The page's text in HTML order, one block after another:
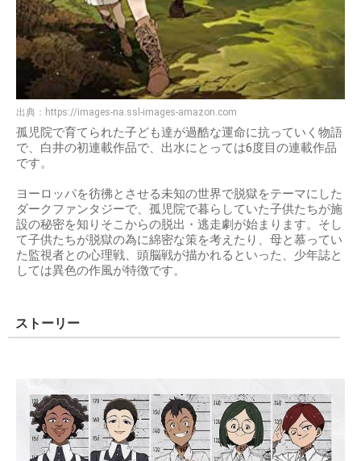
出典： https://images-na.ssl-images-amazon.com
孤児院で育てられた子ども達が過酷な運命に抗っていく物語
で、白井の初連載作品で、出水にとっては6度目の連載作品
です。
ヨーロッパを彷彿とさせる未知の世界で脱獄をテーマにした
ダークファンタジーで、孤児院で暮らしていた子供たちが施
設の秘密を知りそこからの脱出・逃走劇が始まります。そし
て子供たちが脱獄の為に綿密な策を考えたり、母と慕ってい
た監視者との心理戦、頭脳戦が描かれるといった、少年誌と
しては異色の作風が特徴です。
ストーリー